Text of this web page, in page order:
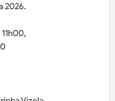
2026.